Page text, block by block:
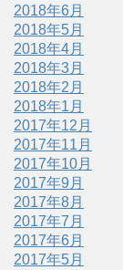
2018年6月
2018年5月
2018年4月
2018年3月
2018年2月
2018年1月
2017年12月
2017年11月
2017年10月
2017年9月
2017年8月
2017年7月
2017年6月
2017年5月